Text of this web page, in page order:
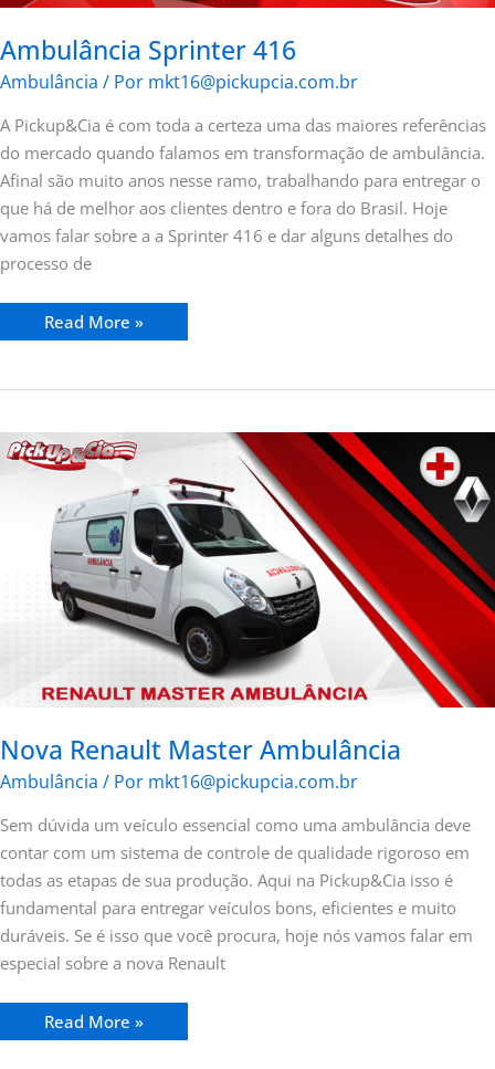
Ambulância Sprinter 416
Ambulância / Por mkt16@pickupcia.com.br
A Pickup&Cia é com toda a certeza uma das maiores referências
do mercado quando falamos em transformação de ambulância.
Afinal são muito anos nesse ramo, trabalhando para entregar o
que há de melhor aos clientes dentro e fora do Brasil. Hoje
vamos falar sobre a a Sprinter 416 e dar alguns detalhes do
processo de
Read More »
Nova Renault Master Ambulância
Ambulância / Por mkt16@pickupcia.com.br
Sem dúvida um veículo essencial como uma ambulância deve
contar com um sistema de controle de qualidade rigoroso em
todas as etapas de sua produção. Aqui na Pickup&Cia isso é
fundamental para entregar veículos bons, eficientes e muito
duráveis. Se é isso que você procura, hoje nós vamos falar em
especial sobre a nova Renault
Nova
Renault
Master
Ambulância
Read More »